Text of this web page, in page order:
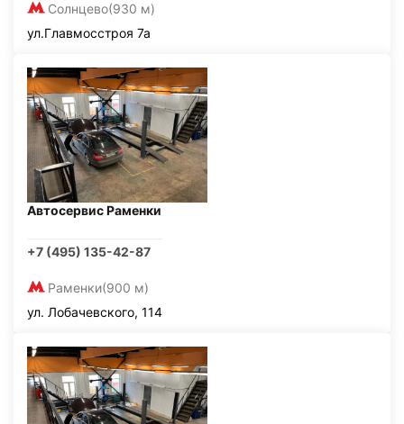
Солнцево(930 м)
ул.Главмосстроя 7а
Автосервис Раменки
+7 (495) 135-42-87
Раменки(900 м)
ул. Лобачевского, 114